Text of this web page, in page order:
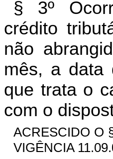
§ 3º
crédito
não
mês, a data
que trata o
com o
ACRESCIDO O
VIGÊNCIA